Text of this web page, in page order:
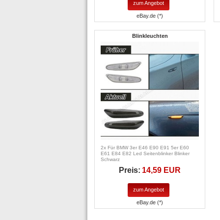
zum Angebot
eBay.de (*)
Blinkleuchten
2x Für BMW 3er E46 E90 E91 5er E60
E61 E84 E82 Led Seitenblinker Blinker
Schwarz
Preis: 14,59 EUR
zum Angebot
eBay.de (*)